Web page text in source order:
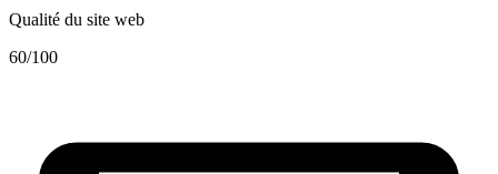
Qualité du site web
60/100